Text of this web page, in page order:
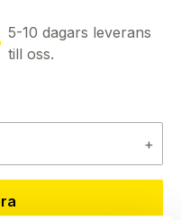
5-10 dagars leverans
till oss.
+